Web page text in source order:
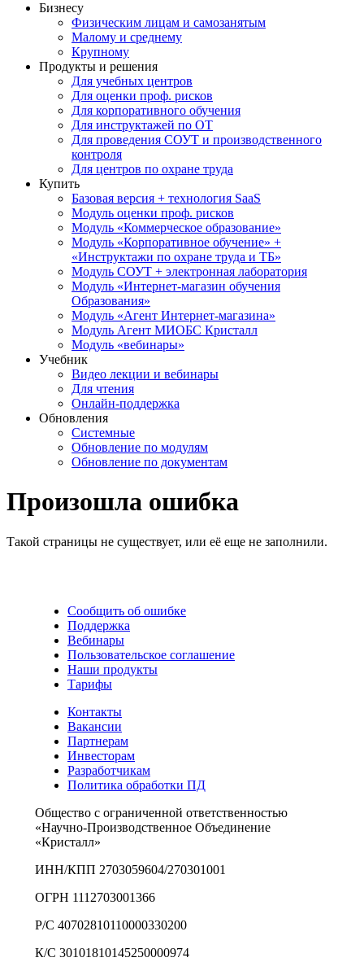
Бизнесу
Физическим лицам и самозанятым
Малому и среднему
Крупному
Продукты и решения
Для учебных центров
Для оценки проф. рисков
Для корпоративного обучения
Для инструктажей по ОТ
Для проведения СОУТ и производственного
контроля
Для центров по охране труда
Купить
Базовая версия + технология SaaS
Модуль оценки проф. рисков
Модуль «Коммерческое образование»
Модуль «Корпоративное обучение» +
«Инструктажи по охране труда и ТБ»
Модуль СОУТ + электронная лаборатория
Модуль «Интернет-магазин обучения
Образования»
Модуль «Агент Интернет-магазина»
Модуль Агент МИОБС Кристалл
Модуль «вебинары»
Учебник
Видео лекции и вебинары
Для чтения
Онлайн-поддержка
Обновления
Системные
Обновление по модулям
Обновление по документам
Произошла ошибка
Такой страницы не существует, или её еще не заполнили.
Сообщить об ошибке
Поддержка
Вебинары
Пользовательское соглашение
Наши продукты
Тарифы
Контакты
Вакансии
Партнерам
Инвесторам
Разработчикам
Политика обработки ПД
Общество с ограниченной ответственностью
«Научно-Производственное Объединение
«Кристалл»
ИНН/КПП 2703059604/270301001
ОГРН 1112703001366
Р/С 40702810110000330200
К/С 30101810145250000974